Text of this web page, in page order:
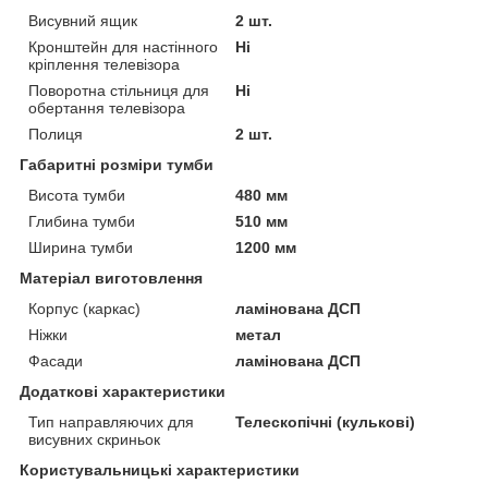
Висувний ящик
2 шт.
Кронштейн для настінного
кріплення телевізора
Ні
Поворотна стільниця для
обертання телевізора
Ні
Полиця
2 шт.
Габаритні розміри тумби
Висота тумби
480 мм
Глибина тумби
510 мм
Ширина тумби
1200 мм
Матеріал виготовлення
Корпус (каркас)
ламінована ДСП
Ніжки
метал
Фасади
ламінована ДСП
Додаткові характеристики
Тип направляючих для
висувних скриньок
Телескопічні (кулькові)
Користувальницькі характеристики